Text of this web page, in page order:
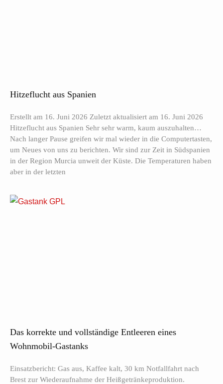
Hitzeflucht aus Spanien
Erstellt am 16. Juni 2026 Zuletzt aktualisiert am 16. Juni 2026
Hitzeflucht aus Spanien Sehr sehr warm, kaum auszuhalten…
Nach langer Pause greifen wir mal wieder in die Computertasten,
um Neues von uns zu berichten. Wir sind zur Zeit in Südspanien
in der Region Murcia unweit der Küste. Die Temperaturen haben
aber in der letzten
Das korrekte und vollständige Entleeren eines
Wohnmobil-Gastanks
Einsatzbericht: Gas aus, Kaffee kalt, 30 km Notfallfahrt nach
Brest zur Wiederaufnahme der Heißgetränkeproduktion.